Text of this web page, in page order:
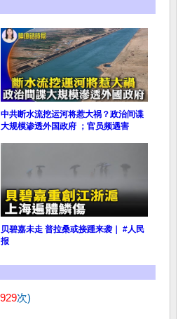
中共断水流挖运河将惹大祸？政治间谍
大规模渗透外国政府 ；官员频遇害
贝碧嘉未走 普拉桑或接踵来袭｜ #人民
报
次)